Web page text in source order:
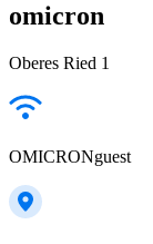
omicron
Oberes Ried 1
OMICRONguest